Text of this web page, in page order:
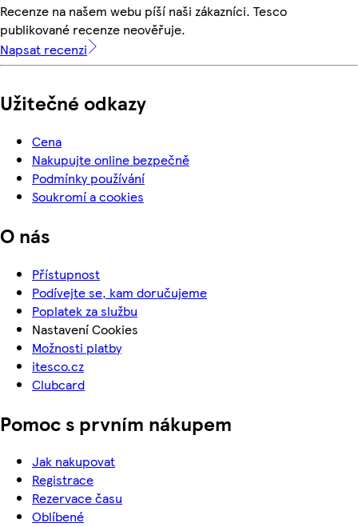
Recenze na našem webu píší naši zákazníci. Tesco
publikované recenze neověřuje.
Napsat recenzi
Užitečné odkazy
Cena
Nakupujte online bezpečně
Podmínky používání
Soukromí a cookies
O nás
Přístupnost
Podívejte se, kam doručujeme
Poplatek za službu
Nastavení Cookies
Možnosti platby
itesco.cz
Clubcard
Pomoc s prvním nákupem
Jak nakupovat
Registrace
Rezervace času
Oblíbené